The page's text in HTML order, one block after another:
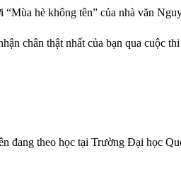
hè không tên” của nhà văn
chân thật nhất của bạn qua cuộc
đang theo học tại Trường Đại học